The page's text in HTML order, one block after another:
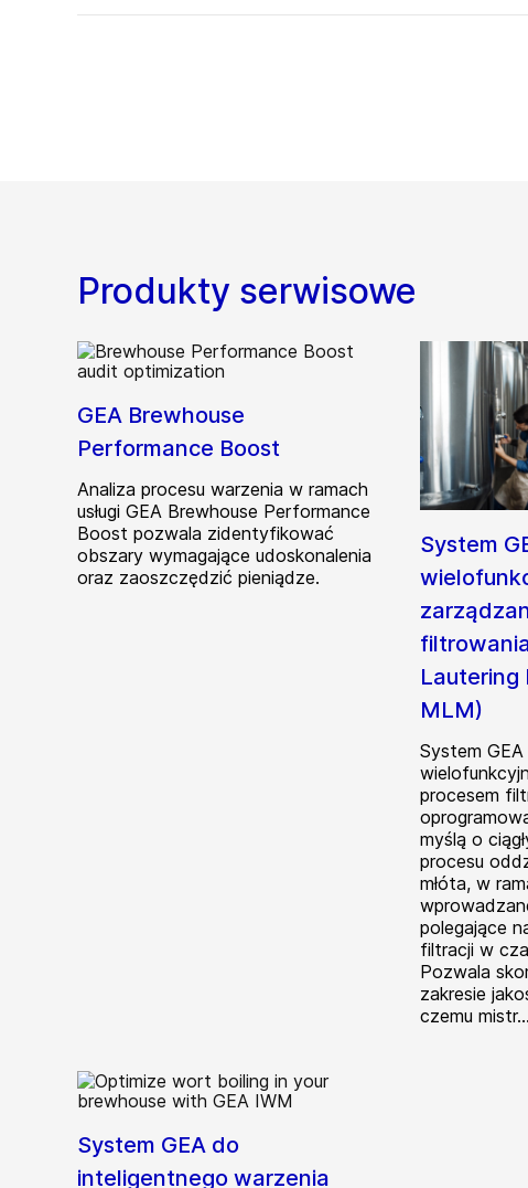
Produkty serwisowe
GEA Brewhouse
Performance Boost
Analiza procesu warzenia w ramach
usługi GEA Brewhouse Performance
Boost pozwala zidentyfikować
obszary wymagające udoskonalenia
oraz zaoszczędzić pieniądze.
System
Lautering
MLM)
System
procesem
myślą o
procesu
młóta, w
polegające
filtracji w
Pozwala
zakresie
czemu mistr...
System GEA do
inteligentnego warzenia